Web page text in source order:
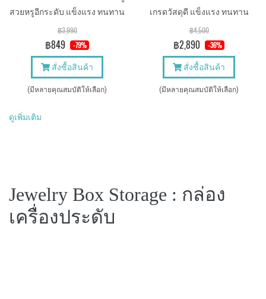
สวยหรูอีกระดับ แข็งแรง ทนทาน
หมอนนาฬิกา 55mm.
฿3,990
฿849 -79%
สั่งซื้อสินค้า
(มีหลายคุณสมบัติให้เลือก)
เกรดวัสดุดี แข็งแรง ทนทาน
฿4,500
฿2,890 -36%
สั่งซื้อสินค้า
(มีหลายคุณสมบัติให้เลือก)
ดูเพิ่มเติม
Jewelry Box Storage : กล่อง
เครื่องประดับ